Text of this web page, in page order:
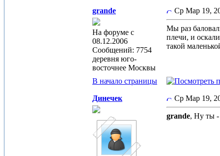
grande
На форуме с
08.12.2006
Сообщений: 7754
деревня юго-
восточнее Москвы
Ср Мар 19,
Мы раз
плечи, и
такой
В начало страницы
Динечек Ср Мар 19,
grande, Ну ты -